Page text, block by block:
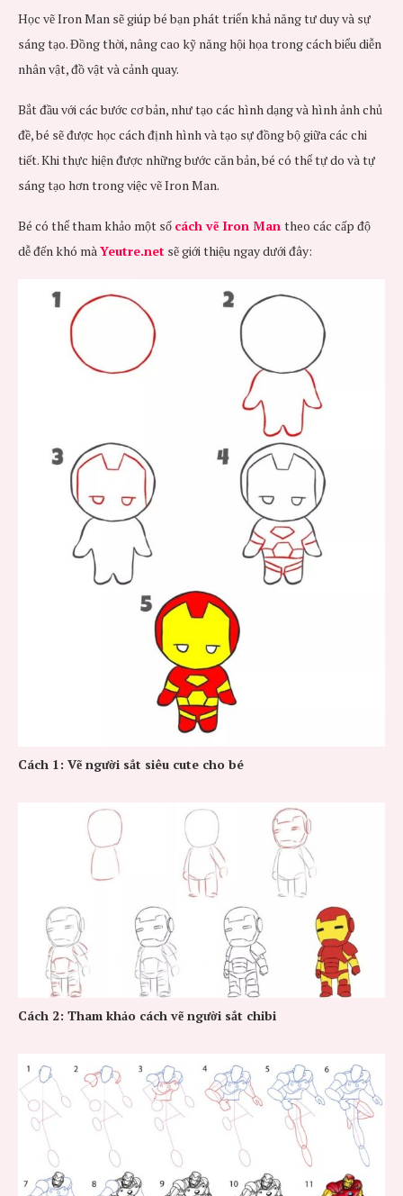
Học vẽ Iron Man sẽ giúp bé bạn phát triển khả năng tư duy và sự
sáng tạo. Đồng thời, nâng cao kỹ năng hội họa trong cách biểu diễn
nhân vật, đồ vật và cảnh quay.
Bắt đầu với các bước cơ bản, như tạo các hình dạng và hình ảnh chủ
đề, bé sẽ được học cách định hình và tạo sự đồng bộ giữa các chi
tiết. Khi thực hiện được những bước căn bản, bé có thể tự do và tự
sáng tạo hơn trong việc vẽ Iron Man.
Bé có thể tham khảo một số cách vẽ Iron Man theo các cấp độ
dễ đến khó màYeutre.net sẽ giới thiệu ngay dưới đây:
Cách 1: Vẽ người sắt siêu cute cho bé
Cách 2: Tham khảo cách vẽ người sắt chibi